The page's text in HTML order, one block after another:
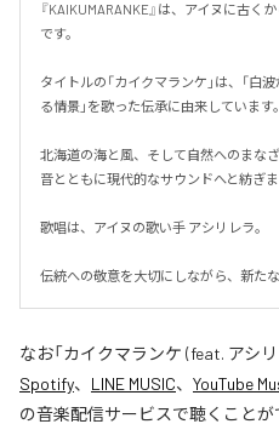
『KAIKUMARANKE』は、アイヌに古
です。
タイトルの「カイクマランケ」は、「白
る情景」を歌った伝承に由来しています。
北海道の海と風、そして自然へのまな
音とともに現代的なサウンドへと紡ぎま
歌唱は、アイヌの歌い手 アシリレラ。
伝統への敬意を大切にしながら、新た
なお「カイクマランケ (feat. アシ
Spotify、 LINE MUSIC、 YouTube
の音楽配信サービスで聴くことが